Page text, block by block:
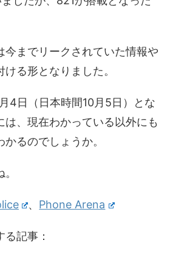
今までリークされていた情報や
る形となりました。
4日（日本時間10月5日）とな
は、現在わかっている以外にも
るのでしょうか。
、 Phone Arena
記事：